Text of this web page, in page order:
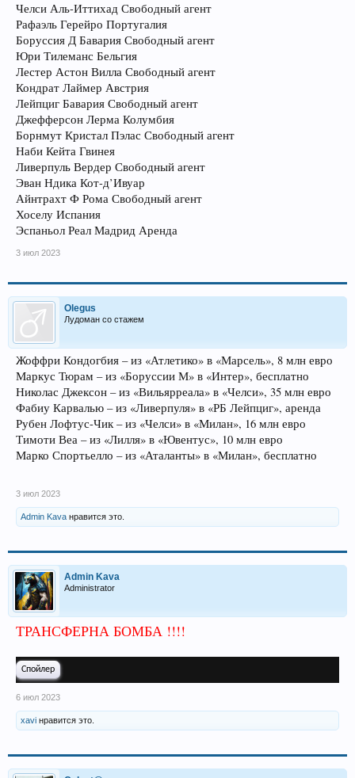
Челси Аль-Иттихад Свободный агент
Рафаэль Герейро Португалия
Боруссия Д Бавария Свободный агент
Юри Тилеманс Бельгия
Лестер Астон Вилла Свободный агент
Кондрат Лаймер Австрия
Лейпциг Бавария Свободный агент
Джефферсон Лерма Колумбия
Борнмут Кристал Пэлас Свободный агент
Наби Кейта Гвинея
Ливерпуль Вердер Свободный агент
Эван Ндика Кот-д’Ивуар
Айнтрахт Ф Рома Свободный агент
Хоселу Испания
Эспаньол Реал Мадрид Аренда
3 июл 2023
Olegus
Лудоман со стажем
Жоффри Кондогбия – из «Атлетико» в «Марсель», 8 млн евро
Маркус Тюрам – из «Боруссии М» в «Интер», бесплатно
Николас Джексон – из «Вильярреала» в «Челси», 35 млн евро
Фабиу Карвалью – из «Ливерпуля» в «РБ Лейпциг», аренда
Рубен Лофтус-Чик – из «Челси» в «Милан», 16 млн евро
Тимоти Веа – из «Лилля» в «Ювентус», 10 млн евро
Марко Спортьелло – из «Аталанты» в «Милан», бесплатно
3 июл 2023
Admin Kava нравится это.
Admin Kava
Administrator
ТРАНСФЕРНА БОМБА !!!!
Спойлер
6 июл 2023
xavi нравится это.